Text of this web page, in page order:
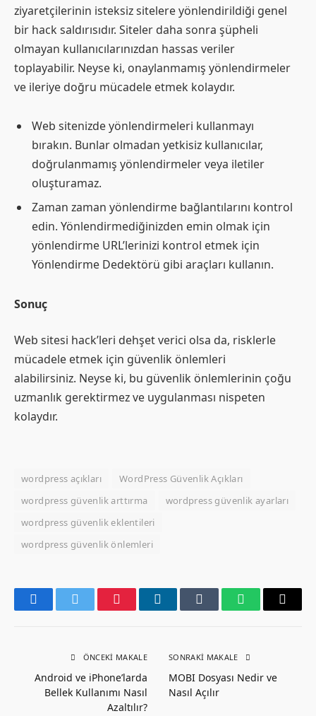
ziyaretçilerinin isteksiz sitelere yönlendirildiği genel
bir hack saldırısıdır. Siteler daha sonra şüpheli
olmayan kullanıcılarınızdan hassas veriler
toplayabilir. Neyse ki, onaylanmamış yönlendirmeler
ve ileriye doğru mücadele etmek kolaydır.
Web sitenizde yönlendirmeleri kullanmayı
bırakın. Bunlar olmadan yetkisiz kullanıcılar,
doğrulanmamış yönlendirmeler veya iletiler
oluşturamaz.
Zaman zaman yönlendirme bağlantılarını kontrol
edin. Yönlendirmediğinizden emin olmak için
yönlendirme URL’lerinizi kontrol etmek için
Yönlendirme Dedektörü gibi araçları kullanın.
Sonuç
Web sitesi hack’leri dehşet verici olsa da, risklerle
mücadele etmek için güvenlik önlemleri
alabilirsiniz. Neyse ki, bu güvenlik önlemlerinin çoğu
uzmanlık gerektirmez ve uygulanması nispeten
kolaydır.
wordpress açıkları
WordPress Güvenlik Açıkları
wordpress güvenlik arttırma
wordpress güvenlik ayarları
wordpress güvenlik eklentileri
wordpress güvenlik önlemleri
FacebookTwitter PinterestLinkedInTumblr WhatsAppEmail
ÖNCEKI MAKALE
Android ve iPhone’larda
Bellek Kullanımı Nasıl
Azaltılır?
SONRAKI MAKALE
MOBI Dosyası Nedir ve
Nasıl Açılır